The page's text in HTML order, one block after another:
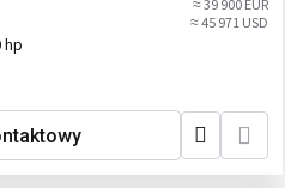
≈ 39 900 EUR
≈ 45 971 USD
hp